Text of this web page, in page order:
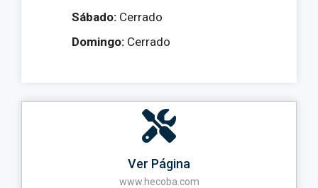
Sábado: Cerrado
Domingo: Cerrado
Ver Página
www.hecoba.com